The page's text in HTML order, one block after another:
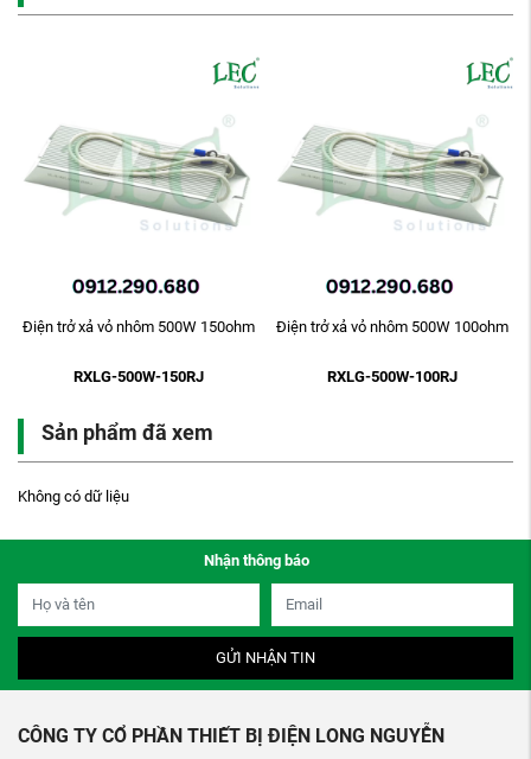
Điện trở xả vỏ nhôm 500W 150ohm
RXLG-500W-150RJ
Điện trở xả vỏ nhôm 500W 100ohm
RXLG-500W-100RJ
Sản phẩm đã xem
Không có dữ liệu
Nhận thông báo
GỬI NHẬN TIN
CÔNG TY CỔ PHẦN THIẾT BỊ ĐIỆN LONG NGUYỄN